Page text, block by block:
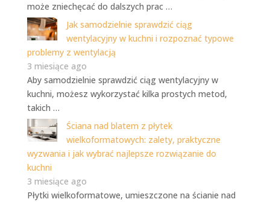
może zniechęcać do dalszych prac …
Jak samodzielnie sprawdzić ciąg
wentylacyjny w kuchni i rozpoznać typowe
problemy z wentylacją
3 miesiące ago
Aby samodzielnie sprawdzić ciąg wentylacyjny w
kuchni, możesz wykorzystać kilka prostych metod,
takich …
Ściana nad blatem z płytek
wielkoformatowych: zalety, praktyczne
wyzwania i jak wybrać najlepsze rozwiązanie do
kuchni
3 miesiące ago
Płytki wielkoformatowe, umieszczone na ścianie nad